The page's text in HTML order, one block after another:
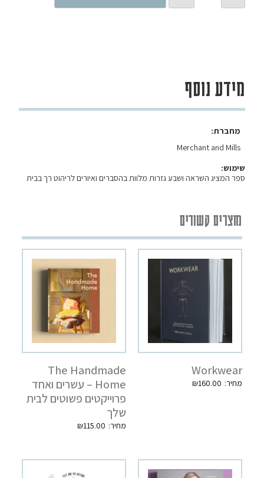
מידע נוסף
מחברת
Merchant and Mills
שימוש:
ספר המציג השראה ושבע גזרות מלוות בהסברים ואיורים לריהוט רך בבית
מוצרים קשורים
Workwear
₪160.00
The Handmade
Home – עשרים ואחד
פרוייקטים פשוטים לבית
שלך
₪115.00